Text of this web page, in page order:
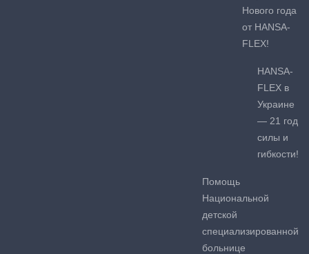
Нового года
от HANSA-
FLEX!
HANSA-
FLEX в
Украине
— 21 год
силы и
гибкости!
Помощь
Национальной
детской
специализированной
больнице